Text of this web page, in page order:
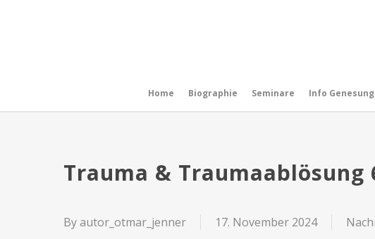
Home Biographie Seminare Info
Trauma & Traumaablösung
Byautor_otmar_jenner 17. November 2024